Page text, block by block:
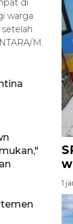
di
warga
M.
1